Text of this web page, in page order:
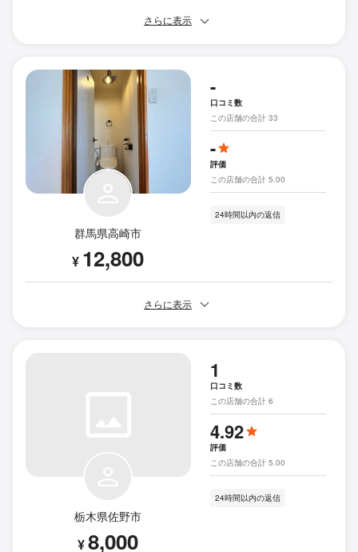
さらに表示
群馬県高崎市
¥ 12,800
-
口コミ数
この店舗の合計 33
-
評価
この店舗の合計 5.00
24時間以内の返信
さらに表示
栃木県佐野市
¥8,000
1
口コミ数
この店舗の合計 6
4.92
評価
この店舗の合計 5.00
24時間以内の返信